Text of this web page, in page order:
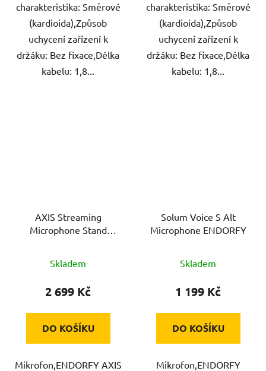
charakteristika: Směrové
(kardioida),Způsob
uchycení zařízení k
držáku: Bez fixace,Délka
kabelu: 1,8...
charakteristika: Směrové
(kardioida),Způsob
uchycení zařízení k
držáku: Bez fixace,Délka
kabelu: 1,8...
AXIS Streaming
Microphone Stand
Skladem
2 699 Kč
DO KOŠÍKU
Mikrofon,ENDORFY AXIS
Solum Voice S Alt
Microphone ENDORFY
Skladem
1 199 Kč
DO KOŠÍKU
Mikrofon,ENDORFY